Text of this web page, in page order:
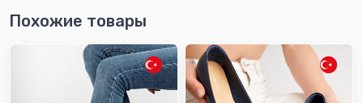
Похожие товары